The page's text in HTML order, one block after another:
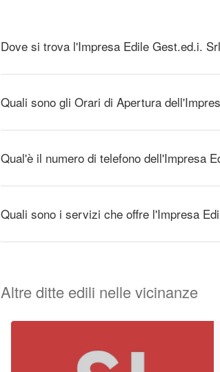
Dove si trova l'Impresa Edile Gest.ed.i.
Quali sono gli Orari di Apertura
Qual'è il numero di telefono dell'Impresa
Quali sono i servizi che offre l'Impresa
Altre ditte edili nelle vicinanze